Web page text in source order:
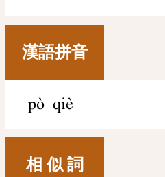
漢語拼音
pò qiè
相 似 詞